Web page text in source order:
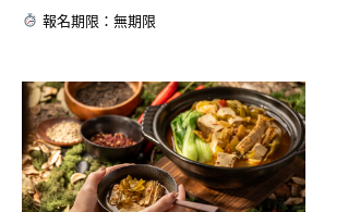
報名期限：無期限